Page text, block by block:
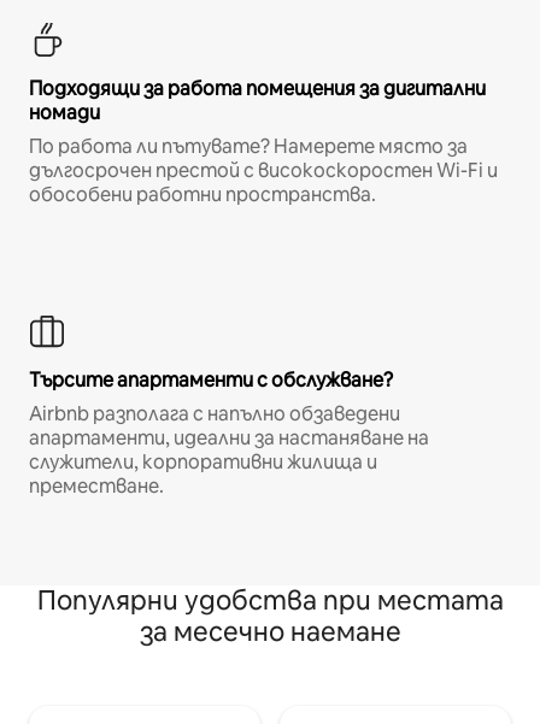
Подходящи за работа помещения за дигитални
номади
По работа ли пътувате? Намерете място за
дългосрочен престой с високоскоростен Wi-Fi и
обособени работни пространства.
Търсите апартаменти с обслужване?
Airbnb разполага с напълно обзаведени
апартаменти, идеални за настаняване на
служители, корпоративни жилища и
преместване.
Популярни удобства при местата
за месечно наемане